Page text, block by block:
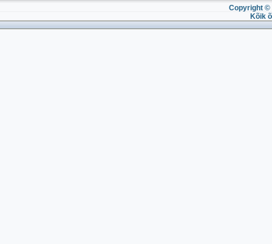
Copyright ©
Kõik